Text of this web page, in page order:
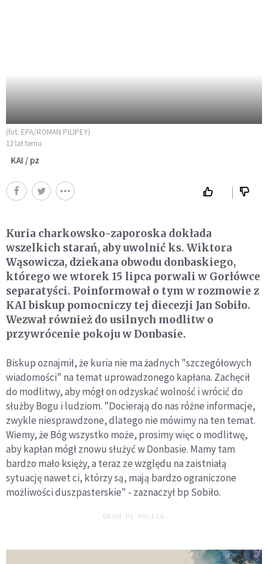
(fot. EPA/ROMAN PILIPEY)
12 lat temu
KAI / pz
Kuria charkowsko-zaporoska dokłada
wszelkich starań, aby uwolnić ks. Wiktora
Wąsowicza, dziekana obwodu donbaskiego,
którego we wtorek 15 lipca porwali w Gorłówce
separatyści. Poinformował o tym w rozmowie z
KAI biskup pomocniczy tej diecezji Jan Sobiło.
Wezwał również do usilnych modlitw o
przywrócenie pokoju w Donbasie.
Biskup oznajmił, że kuria nie ma żadnych "szczegółowych
wiadomości" na temat uprowadzonego kapłana. Zachęcił
do modlitwy, aby mógł on odzyskać wolność i wrócić do
służby Bogu i ludziom. "Docierają do nas różne informacje,
zwykle niesprawdzone, dlatego nie mówimy na ten temat.
Wiemy, że Bóg wszystko może, prosimy więc o modlitwę,
aby kapłan mógł znowu służyć w Donbasie. Mamy tam
bardzo mało księży, a teraz ze względu na zaistniałą
sytuację nawet ci, którzy są, mają bardzo ograniczone
możliwości duszpasterskie" - zaznaczył bp Sobiło.
DEON.PL POLECA